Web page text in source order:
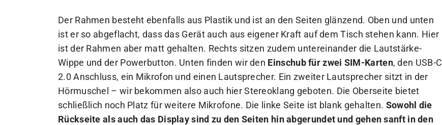
Der Rahmen besteht ebenfalls aus Plastik und ist an den Seiten glänzend. Oben und unten
ist er so abgeflacht, dass das Gerät auch aus eigener Kraft auf dem Tisch stehen kann. Hier
ist der Rahmen aber matt gehalten. Rechts sitzen zudem untereinander die Lautstärke-
Wippe und der Powerbutton. Unten finden wir den Einschub für zwei SIM-Karten, den USB-C
2.0 Anschluss, ein Mikrofon und einen Lautsprecher. Ein zweiter Lautsprecher sitzt in der
Hörmuschel – wir bekommen also auch hier Stereoklang geboten. Die Oberseite bietet
schließlich noch Platz für weitere Mikrofone. Die linke Seite ist blank gehalten. Sowohl die
Rückseite als auch das Display sind zu den Seiten hin abgerundet und gehen sanft in den